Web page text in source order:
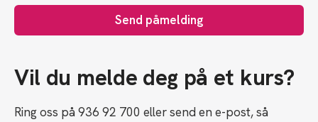
Send påmelding
Vil du melde deg på et kurs?
Ring oss på 936 92 700 eller send en e-post, så